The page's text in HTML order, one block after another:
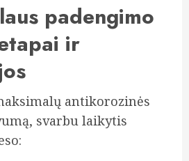
padengimo
ir
antikorozinės
svarbu laikytis